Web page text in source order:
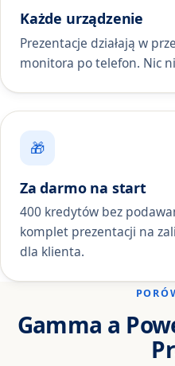
Każde urządzenie
Prezentacje działają w
monitora po telefon. Nic
🎁
Za darmo na start
400 kredytów bez
komplet prezentacji na
dla klienta.
Gamma a